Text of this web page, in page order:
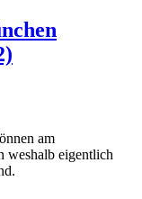
am
weshalb eigentlich